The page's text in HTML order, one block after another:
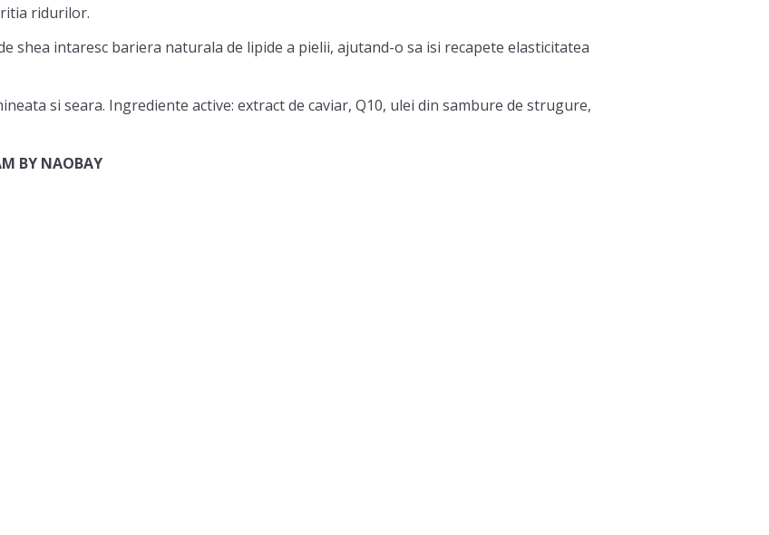
ridurilor.
shea intaresc bariera naturala de lipide a pielii, ajutand-o sa isi recapete elasticitatea
si seara. Ingrediente active: extract de caviar, Q10, ulei din sambure de strugure,
BY NAOBAY